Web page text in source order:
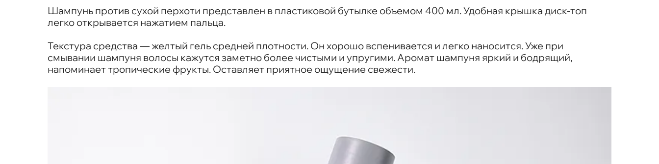
Шампунь против сухой перхоти представлен в пластиковой бутылке объемом 400 мл. Удобная крышка диск-топ
легко открывается нажатием пальца.
Текстура средства — желтый гель средней плотности. Он хорошо вспенивается и легко наносится. Уже при
смывании шампуня волосы кажутся заметно более чистыми и упругими. Аромат шампуня яркий и бодрящий,
напоминает тропические фрукты. Оставляет приятное ощущение свежести.